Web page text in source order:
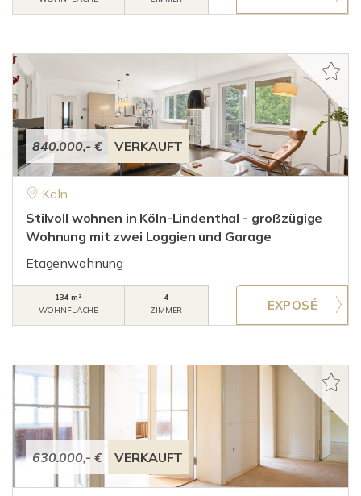
840.000,- € VERKAUFT
Köln
Stilvoll wohnen in Köln-Lindenthal - großzügige
Wohnung mit zwei Loggien und Garage
Etagenwohnung
134 m²
WOHNFLÄCHE
4
ZIMMER
630.000,- € VERKAUFT